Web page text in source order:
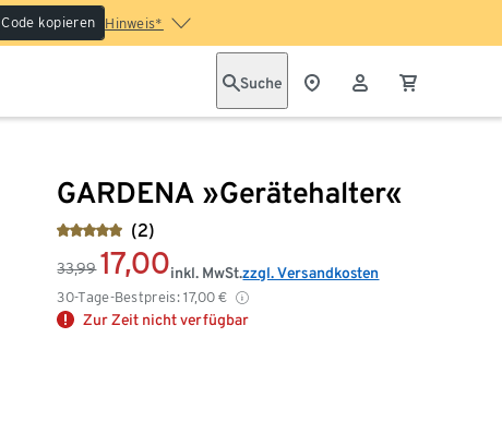
Code kopieren Hinweis*
Suche
GARDENA »Gerätehalter«
(2)
33,99 17,00
30-Tage-Bestpreis: 17,00 €
inkl. MwSt.zzgl. Versandkosten
Zur Zeit nicht verfügbar